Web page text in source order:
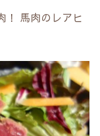
！ 馬肉のレアヒ